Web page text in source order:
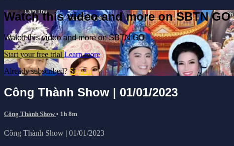
Watch this video and more on SBTN GO
Watch this video and more on SBTN GO
Start your free trial Learn more
Already subscribed?Sign in
Công Thành Show | 01/01/2023
Công Thành Show• 1h 8m
Công Thành Show | 01/01/2023